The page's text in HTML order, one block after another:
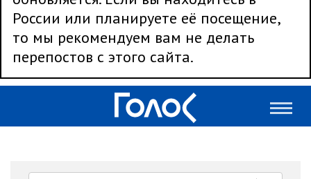
России или планируете её посещение,
то мы рекомендуем вам не делать
перепостов с этого сайта.